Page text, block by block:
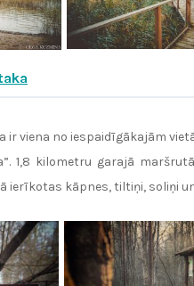
ir viena no iespaidīgākajām
1,8 kilometru garajā
ierīkotas kāpnes, tiltiņi, soliņi